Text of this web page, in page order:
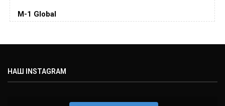
Дэниель Кормье
(22-2-0, 1)
M-1 Global
НАШ INSTAGRAM